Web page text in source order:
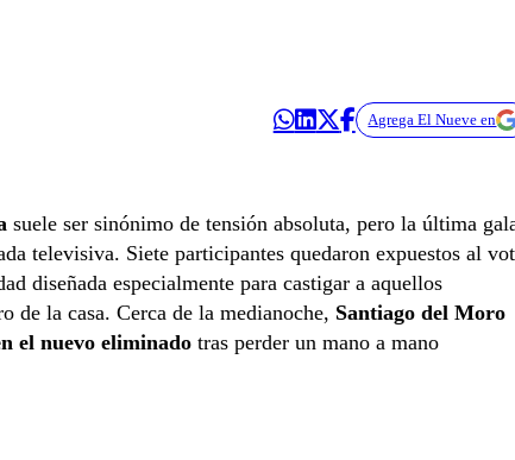
Agrega El Nueve en
suele ser sinónimo de tensión absoluta, pero la última
televisiva. Siete participantes quedaron expuestos al
diseñada especialmente para castigar a aquellos
de la casa. Cerca de la medianoche, Santiago del Moro
el nuevo eliminado tras perder un mano a mano